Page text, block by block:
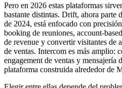
Pero en 2026 estas plataformas
bastante distintas. Drift, ahora parte
de 2024, está enfocado con
booking de reuniones, account-
de revenue y convertir visitantes de
de ventas. Intercom es más amplio:
engagement de ventas y mensajería
plataforma construida alrededor de